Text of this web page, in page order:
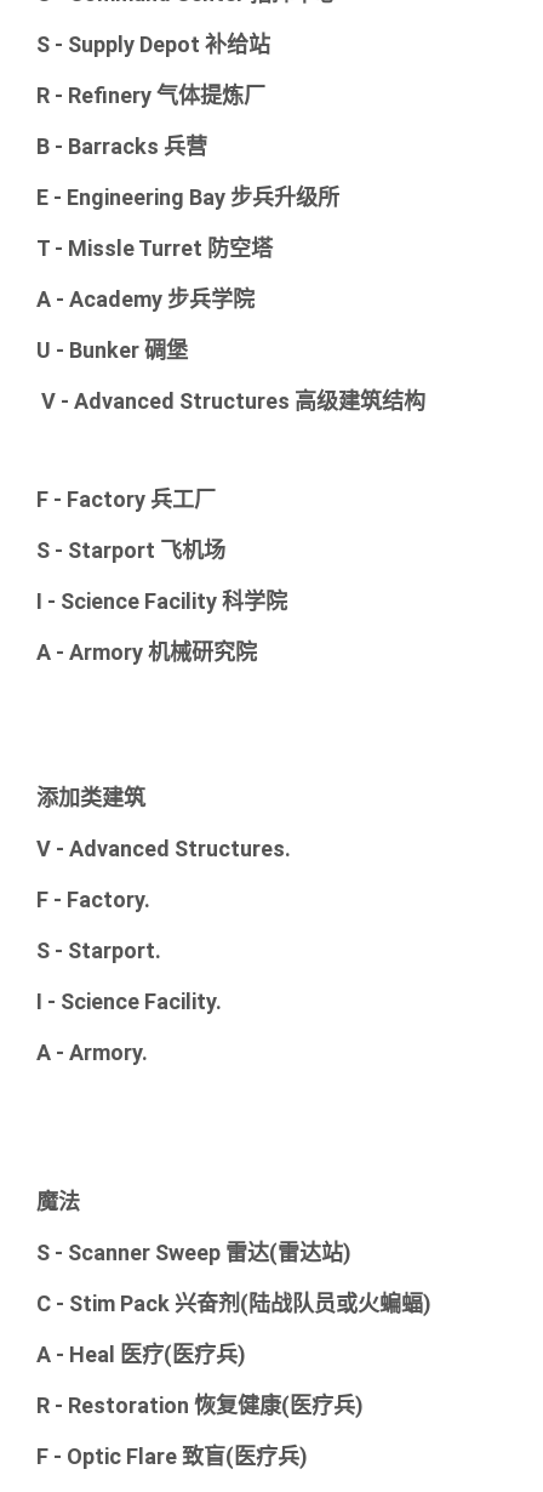
S - Supply Depot 补给站
R - Refinery 气体提炼厂
B - Barracks 兵营
E - Engineering Bay 步兵升级所
T - Missle Turret 防空塔
A - Academy 步兵学院
U - Bunker 碉堡
V - Advanced Structures 高级建筑结构
F - Factory 兵工厂
S - Starport 飞机场
I - Science Facility 科学院
A - Armory 机械研究院
添加类建筑
V - Advanced Structures.
F - Factory.
S - Starport.
I - Science Facility.
A - Armory.
魔法
S - Scanner Sweep 雷达(雷达站)
C - Stim Pack 兴奋剂(陆战队员或火蝙蝠)
A - Heal 医疗(医疗兵)
R - Restoration 恢复健康(医疗兵)
F - Optic Flare 致盲(医疗兵)